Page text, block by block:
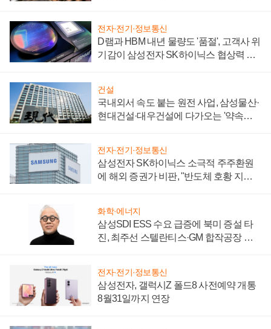
전자·전기·정보통신
D램과 HBM 내년 물량도 '품절', 고객사 위
기감이 삼성전자 SK하이닉스 협상력 더
건설
국내외서 속도 붙는 원전 사업, 삼성물산·
현대건설·대우건설에 다가오는 '약속의
전자·전기·정보통신
삼성전자 SK하이닉스 소극적 주주환원
에 해외 증권가 비판, "반도체 호황 지속
화학·에너지
삼성SDI ESS 수요 급증에 북미 증설 타
진, 최주선 스텔란티스·GM 합작공장 건
전자·전기·정보통신
삼성전자, 갤럭시Z 폴드8 사전예약 개통
8월31일까지 연장